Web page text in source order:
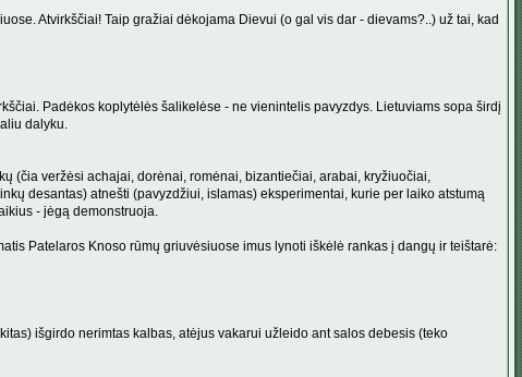
Atvirkščiai! Taip gražiai dėkojama Dievui (o gal vis dar - dievams?..) už tai, kad
Padėkos koplytėlės šalikelėse - ne vienintelis pavyzdys. Lietuviams sopa širdį
dalyku.
(čia veržėsi achajai, dorėnai, romėnai, bizantiečiai, arabai, kryžiuočiai,
desantas) atnešti (pavyzdžiui, islamas) eksperimentai, kurie per laiko atstumą
- jėgą demonstruoja.
Patelaros Knoso rūmų griuvėsiuose imus lynoti iškėlė rankas į dangų ir teištarė:
išgirdo nerimtas kalbas, atėjus vakarui užleido ant salos debesis (teko